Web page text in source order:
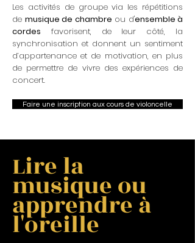
Les activités de groupe via les répétitions
de musique de chambre ou d'ensemble à
cordes favorisent, de leur côté, la
synchronisation et donnent un sentiment
d’appartenance et de motivation, en plus
de permettre de vivre des expériences de
concert.
Faire une inscription aux cours de violoncelle
Lire la
musique ou
apprendre à
l'oreille